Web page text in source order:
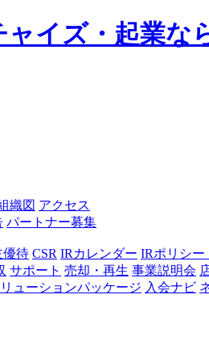
イズ・起業な
織図 アクセス
パートナー募集
優待 CSR IRカレンダー IRポリシー
サポート 売却・再生 事業説明会
ューションパッケージ 入会ナビ